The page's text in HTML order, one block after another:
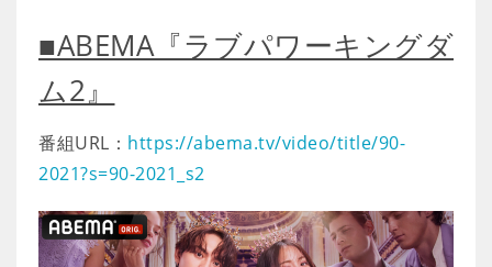
■ABEMA『ラブパワーキングダ
ム2』
番組URL： https://abema.tv/video/title/90-
2021?s=90-2021_s2